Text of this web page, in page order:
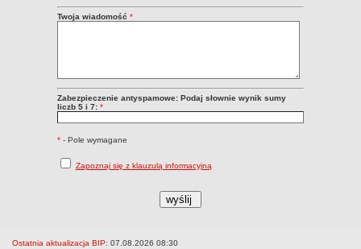
Struktura organizacyjna
Urząd gminy
Jednostki organizacyjne
Jednostki pomocnicze - sołectwa
REJESTR INSTYTUCJI KULTURY
ORGANIZACJE POZARZĄDOWE NA TERENIE GMINY ŚWIEKATOWO
Twoja wiadomość *
Zabezpieczenie antyspamowe: Podaj słownie wynik sumy
liczb 5 i 7: *
*- Pole wymagane
Zapoznaj się z klauzulą informacyjną
Ostatnia aktualizacja BIP: 07.08.2026 08:30